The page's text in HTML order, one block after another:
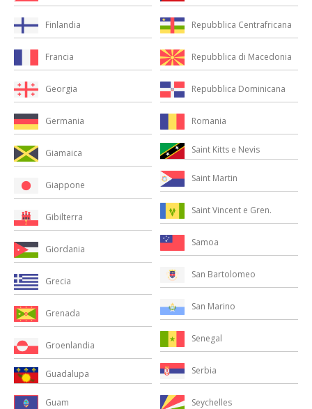
Finlandia
Francia
Georgia
Germania
Giamaica
Giappone
Gibilterra
Giordania
Grecia
Grenada
Groenlandia
Guadalupa
Guam
Repubblica Centrafricana
Repubblica di Macedonia
Repubblica Dominicana
Romania
Saint Kitts e Nevis
Saint Martin
Saint Vincent e Gren.
Samoa
San Bartolomeo
San Marino
Senegal
Serbia
Seychelles